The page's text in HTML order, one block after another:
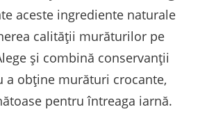
aceste ingrediente naturale
calității murăturilor pe
și combină conservanții
a obține murături crocante,
pentru întreaga iarnă.